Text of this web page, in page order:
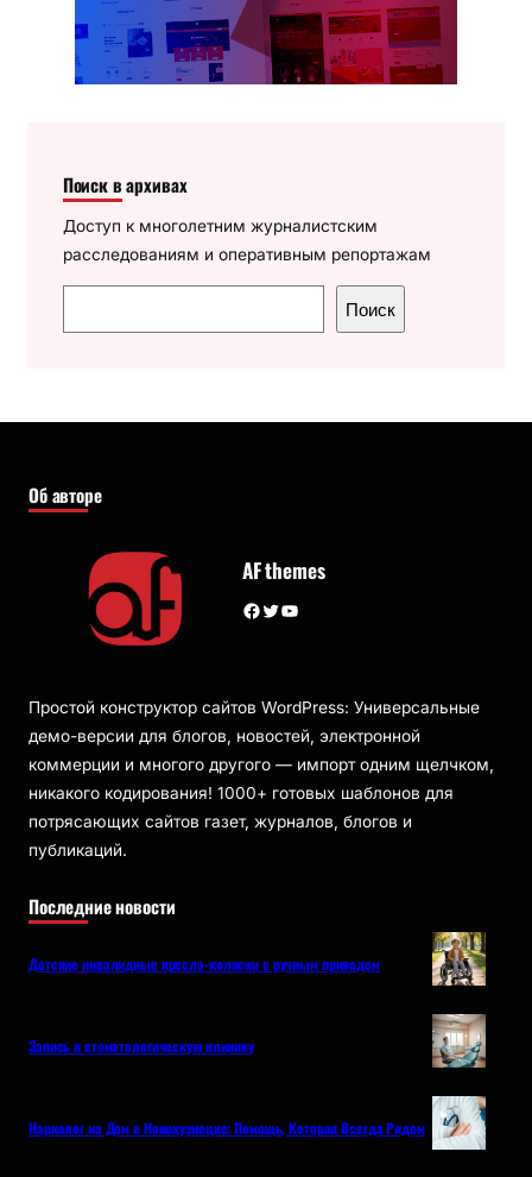
Поиск в архивах
Доступ к многолетним журналистским
расследованиям и оперативным репортажам
о
к
Поиск
Об авторе
AF themes
Facebook Twitter YouTube
Простой конструктор сайтов WordPress: Универсальные
демо-версии для блогов, новостей, электронной
коммерции и многого другого — импорт одним щелчком,
никакого кодирования! 1000+ готовых шаблонов для
потрясающих сайтов газет, журналов, блогов и
публикаций.
Последние новости
Детские инвалидные кресла-коляски с ручным приводом
Запись в стоматологическую клинику
Нарколог на Дом в Новокузнецке: Помощь, Которая Всегда Рядом